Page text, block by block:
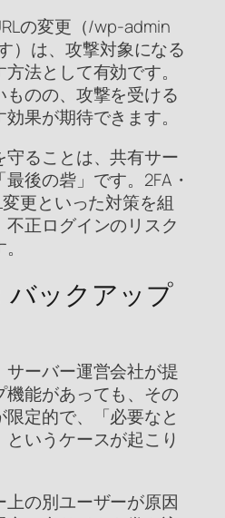
の変更（/wp-admin
）は、攻撃対象になる
法として有効です。
のの、攻撃を受ける
果が期待できます。
ることは、共有サー
後の砦」です。2FA・
更といった対策を組
正ログインのリスク
ックアップ
ーバー運営会社が提
能があっても、その
定的で、「必要なと
いうケースが起こり
の別ユーザーが原因